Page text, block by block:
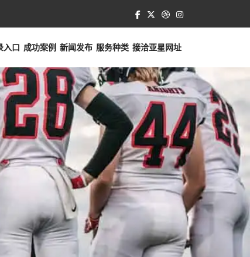
入口 成功案例 新闻发布 服务种类 接洽亚星网址